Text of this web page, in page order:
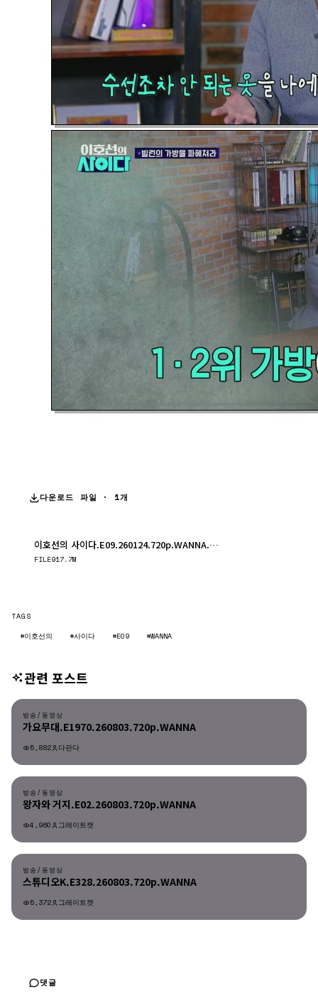
다운로드 파일 · 1개
이호선의 사이다.E09.260124.720p.WANNA.mp4
FILE917.7M
TAGS
#이호선의
#사이다 #E09 #WANNA
관련 포스트
방송/동영상
방송/동영상
가요무대.E1970.260803.720p.WANNA
5,882 다판다
방송/동영상
방송/동영상
왕자와 거지.E02.260803.720p.WANNA
4,960 그레이트캣
방송/동영상
방송/동영상
스튜디오K.E328.260803.720p.WANNA
5,372 그레이트캣
댓글